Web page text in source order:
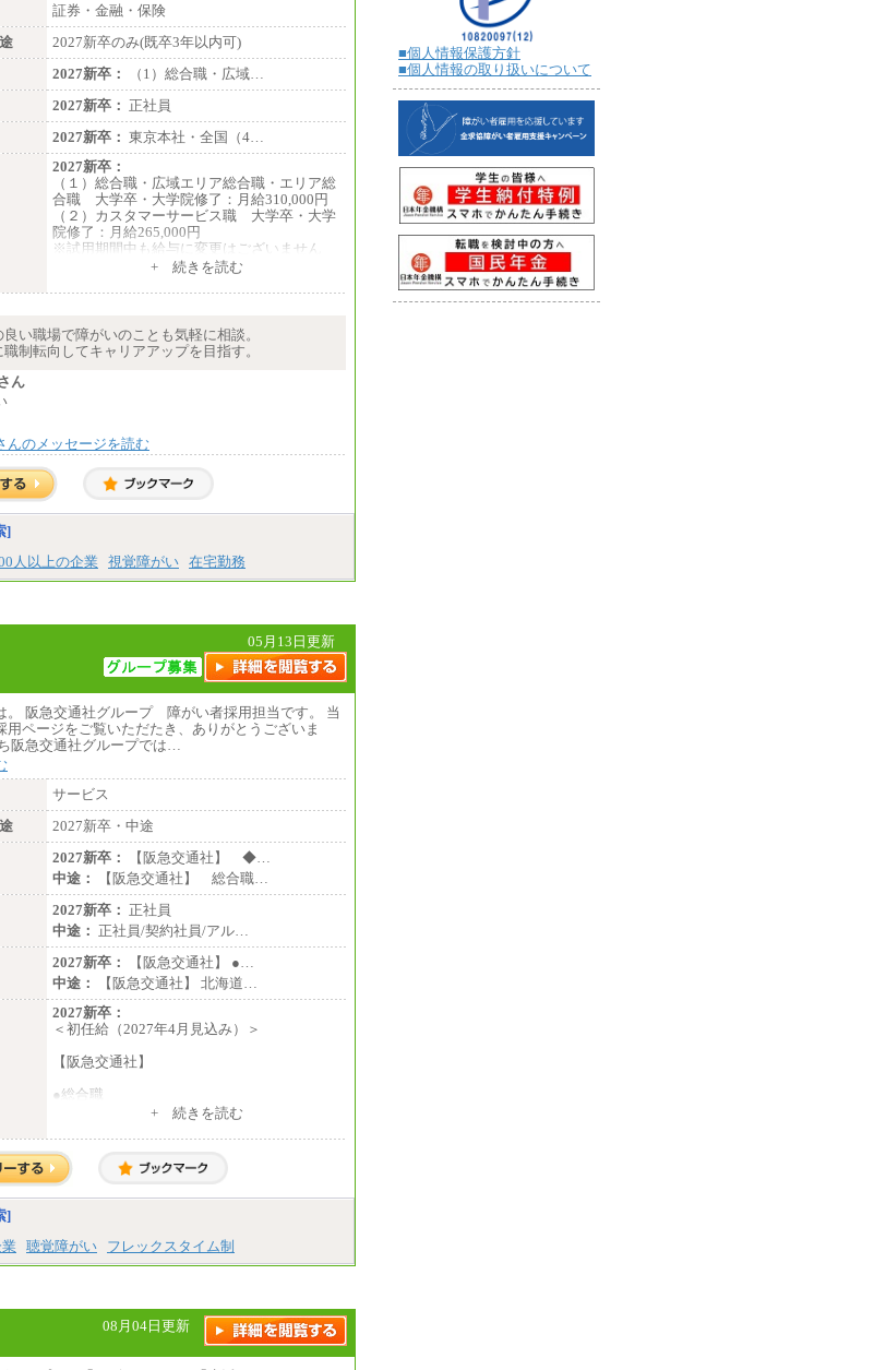
証券・金融・保険
2027新卒のみ(既卒3年以内可)
2027新卒：
（1）総合職・広域…
2027新卒： 正社員
2027新卒： 東京本社・全国（4…
2027新卒：
（１）総合職・広域エリア総合職・エリア総
合職 大学卒・大学院修了：月給310,000円
（２）カスタマーサービス職 大学卒・大学
院修了：月給265,000円
※試用期間中も給与に変更はございません
+ 続きを読む
良い職場で障がいのことも気軽に相談。
制転向してキャリアアップを目指す。
ん
のメッセージを読む
]
人以上の企業 視覚障がい 在宅勤務
05月13日更新
。 阪急交通社グループ 障がい者採用担当です。 当
用ページをご覧いただたき、ありがとうございま
阪急交通社グループでは…
サービス
2027新卒・中途
2027新卒：
【阪急交通社】 ◆…
中途：
【阪急交通社】 総合職…
2027新卒： 正社員
中途： 正社員/契約社員/アル…
2027新卒：
【阪急交通社】 ●…
中途：
【阪急交通社】 北海道…
2027新卒：
＜初任給（2027年4月見込み）＞
【阪急交通社】
●総合職
月給250,000円(※1)、247,000円(※2)、242,
000円(※3)、239,000円(※4)、237,000円（※
5）
5）
※3…愛知県、静岡県
※4…北海道、宮城県、栃木県、群馬県、長
野県、新潟県、富山県、石川県、岡山県、広
島県、山口県、香川県、福岡県
+ 続きを読む
]
聴覚障がい フレックスタイム制
08月04日更新
■個人情報保護方針
■個人情報の取り扱いについて